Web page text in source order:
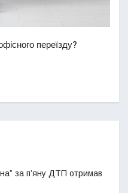
переїзду?
за п’яну ДТП отримав